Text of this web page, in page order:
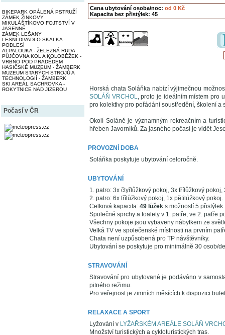
BIKEPARK OPÁLENÁ PSTRUŽÍ
ZÁMEK ŽINKOVY
MIKULÁŠTÍKOVO FOJTSTVÍ V
JASENNÉ
ZÁMEK LEŠANY
LESNÍ DIVADLO SKALKA -
PODLESÍ
ALPALOUKA - ŽELEZNÁ RUDA
PŮJČOVNA KOL A KOLOBĚŽEK -
VRBNO POD PRADĚDEM
HASIČSKÉ MUZEUM - ŽAMBERK
MUZEUM STARÝCH STROJŮ A
TECHNOLOGIÍ - ŽAMBERK
SKI AREÁL SACHROVKA -
ROKYTNICE NAD JIZEROU
Počasí v ČR
Cena ubytování osoba/noc: od 0 Kč
Kapacita bez přistýlek: 45
Horská chata Soláňka nabízí výjimečnou
SOLÁŇ VRCHOL, proto je ideálním místem pro
pro kolektivy pro pořádání soustředění, školení a
Okolí Soláně je významným rekreačním a
hřeben Javorníků. Za jasného počasí je vidět
PROVOZNÍ DOBA
Soláňka poskytuje ubytování celoročně.
UBYTOVÁNÍ
1. patro: 3x čtyřlůžkový pokoj, 3x třílůžkový
2. patro: 6x třílůžkový pokoj, 1x pětilůžkový pokoj.
Celková kapacita: 49 lůžek s možností 5 přistýlek.
Společné sprchy a toalety v 1. patře, ve 2. patře
Všechny pokoje jsou vybaveny nábytkem ze
Velká TV ve společenské místnosti na prvním
Chata není uzpůsobená pro TP návštěvníky.
Ubytování se poskytuje pro minimálně 30 osob/
STRAVOVÁNÍ
Stravování pro ubytované je podáváno v
pitného režimu.
Pro veřejnost je zimních měsících k dispozici
RELAXACE A SPORT
Lyžování v LYŽAŘSKÉM AREÁLE SOLÁŇ
Množství turistických a cykloturistických tras.